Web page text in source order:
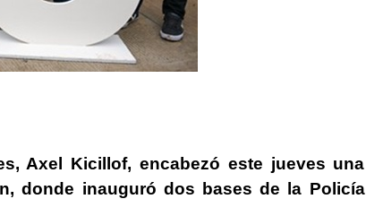
Axel Kicillof, encabezó este jueves una
donde inauguró dos bases de la Policía